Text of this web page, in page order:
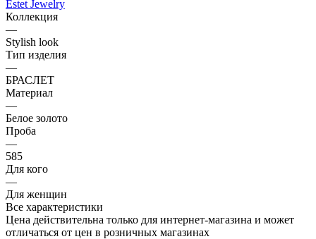
Estet Jewelry
Коллекция
—
Stylish look
Тип изделия
—
БРАСЛЕТ
Материал
—
Белое золото
Проба
—
585
Для кого
—
Для женщин
Все характеристики
Цена действительна только для интернет-магазина и может
отличаться от цен в розничных магазинах